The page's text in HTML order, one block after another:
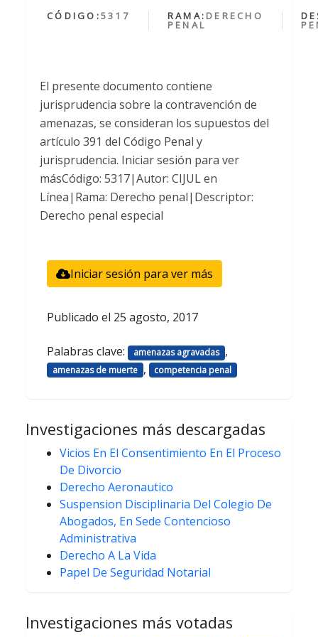
CÓDIGO:5317 RAMA: DERECHO
PENAL
El presente documento contiene
jurisprudencia sobre la contravención de
amenazas, se consideran los supuestos del
artículo 391 del Código Penal y
jurisprudencia. Iniciar sesión para ver
másCódigo: 5317|Autor: CIJUL en
Línea|Rama: Derecho penal|Descriptor:
Derecho penal especial
Iniciar sesión para ver más
Publicado el 25 agosto, 2017
Palabras clave: amenazas agravadas ,
amenazas de muerte , competencia penal
Investigaciones más descargadas
Vicios En El Consentimiento En El Proceso
De Divorcio
Derecho Aeronautico
Suspension Disciplinaria Del Colegio De
Abogados, En Sede Contencioso
Administrativa
Derecho A La Vida
Papel De Seguridad Notarial
Investigaciones más votadas